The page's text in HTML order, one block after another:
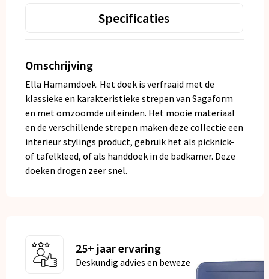
Specificaties
Omschrijving
Ella Hamamdoek. Het doek is verfraaid met de
klassieke en karakteristieke strepen van Sagaform
en met omzoomde uiteinden. Het mooie materiaal
en de verschillende strepen maken deze collectie een
interieur stylings product, gebruik het als picknick-
of tafelkleed, of als handdoek in de badkamer. Deze
doeken drogen zeer snel.
25+ jaar ervaring
Deskundig advies en bewezen kwaliteit